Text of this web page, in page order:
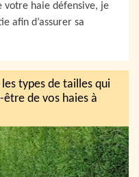
votre haie défensive, je
afin d’assurer sa
types de tailles qui
de vos haies à